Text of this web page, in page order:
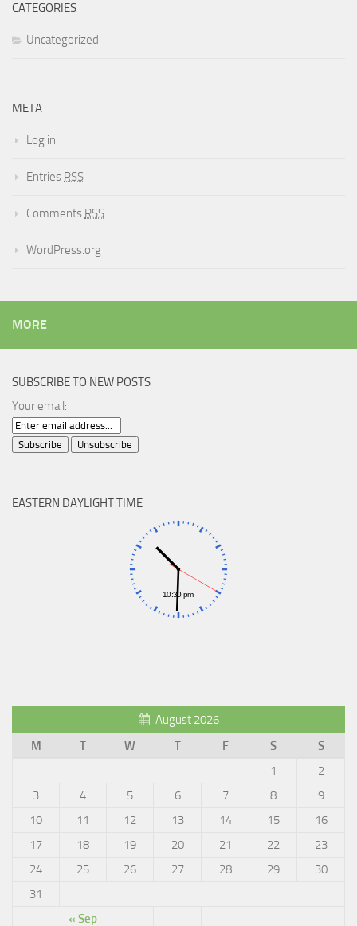
CATEGORIES
Uncategorized
META
Log in
Entries RSS
Comments RSS
WordPress.org
MORE
SUBSCRIBE TO NEW POSTS
Your email:
EASTERN DAYLIGHT TIME
August 2026
M
T W T F S S
« Sep
1
2
3
4 5 6 7 8
9
10
11 12 13 14 15
16
17
18 19 20 21 22
23
24
25 26 27 28 29
30
31